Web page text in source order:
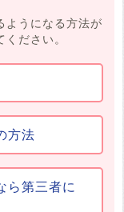
ようになる方法が
ださい。
方法
ら第三者に